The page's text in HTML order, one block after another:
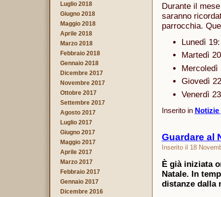
Durante il
saranno
parrocchia.
Lunedì
Martedì
Mercoledì
Giovedì
Venerdì
Inserito in
Guardare al
Inserito il 18
È già iniziata
Natale. In
distanze dalla
Luglio 2018
Giugno 2018
Maggio 2018
Aprile 2018
Marzo 2018
Febbraio 2018
Gennaio 2018
Dicembre 2017
Novembre 2017
Ottobre 2017
Settembre 2017
Agosto 2017
Luglio 2017
Giugno 2017
Maggio 2017
Aprile 2017
Marzo 2017
Febbraio 2017
Gennaio 2017
Dicembre 2016